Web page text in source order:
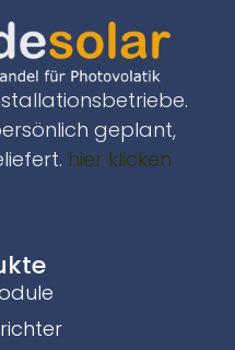
geplant,
hier klicken